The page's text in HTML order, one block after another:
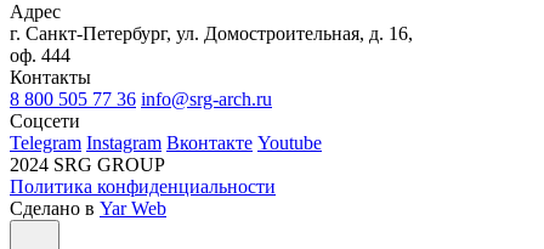
Адрес
г. Санкт-Петербург, ул. Домостроительная, д. 16,
оф. 444
Контакты
8 800 505 77 36 info@srg-arch.ru
Соцсети
Telegram Instagram Вконтакте Youtube
2024 SRG GROUP
Политика конфиденциальности
Сделано в Yar Web